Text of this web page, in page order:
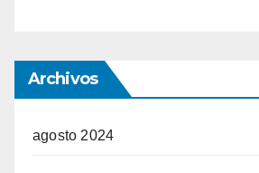
Archivos
agosto 2024